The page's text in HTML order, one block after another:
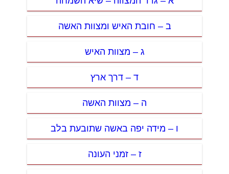
ב – חובת האיש ומצוות האשה
ג – מצוות האיש
ד – דרך ארץ
ה – מצוות האשה
ו – מידה יפה באשה שתובעת בלב
ז – זמני העונה